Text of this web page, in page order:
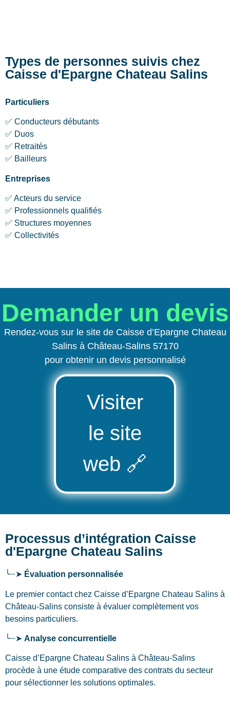
Types de personnes suivis chez
Caisse d'Epargne Chateau Salins
Particuliers
✅ Conducteurs débutants
✅ Duos
✅ Retraités
✅ Bailleurs
Entreprises
✅ Acteurs du service
✅ Professionnels qualifiés
✅ Structures moyennes
✅ Collectivités
Demander un devis
Rendez-vous sur le site de Caisse d’Epargne Chateau
Salins à Château-Salins 57170
pour obtenir un devis personnalisé
Visiter
le site
web 🔗
Processus d’intégration Caisse
d'Epargne Chateau Salins
╰┈➤ Évaluation personnalisée
Le premier contact chez Caisse d’Epargne Chateau Salins à
Château-Salins consiste à évaluer complètement vos
besoins particuliers.
╰┈➤ Analyse concurrentielle
Caisse d’Epargne Chateau Salins à Château-Salins
procède à une étude comparative des contrats du secteur
pour sélectionner les solutions optimales.